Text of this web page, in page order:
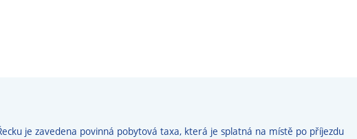
je zavedena povinná pobytová taxa, která je splatná na místě po příjezdu